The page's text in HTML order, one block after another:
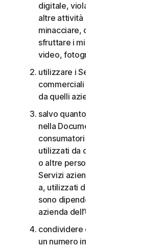
digitale, violazioni della
altre attività simili;
minacciare, danneggiare o
sfruttare i minori in
video, fotografie, contenuti
utilizzare i Servizi per i
commerciali o i Servizi
da quelli aziendali interni;
salvo quanto diversamente
nella Documentazione, i
consumatori non possono
utilizzati da o condivisi con
o altre persone che non
Servizi aziendali non
a, utilizzati da o condivisi
sono dipendenti o non
azienda dell’Utente;
condividere qualsiasi dato
un numero